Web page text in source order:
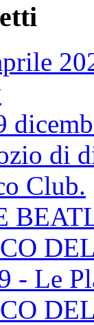
di
Club.
- Le